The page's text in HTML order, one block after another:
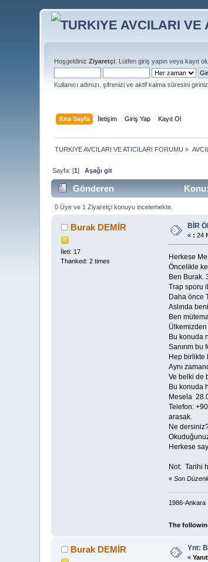
HoşgeldinizZiyaretçi . Lütfengiriş yapın veyakayıt
Kullanıcı adınızı, şifrenizi ve aktif kalma süresini giriniz
Ana Sayfa İletişim Giriş Yap Kayıt Ol
TURKIYE AVCILARI VE ATICILARI FORUMU »
Sayfa: [1]Aşağı git
Gönderen
0 Üye ve 1 Ziyaretçi konuyu incelemekte.
Burak DEMİR
İleti: 17
Thanked: 2 times
BİR
« : 24
Herkese
Öncelikle
Ben Burak.
Trap sporu
Daha önce
Aslında
Ben
Ülkemizden
Bu konuda
Sanırım
Hep birlikte
Aynı
Ve belki de
Bu konuda
Mesela
Telefon:
arasak.
Ne
Herkese
Not: Tarihi
« Son
1986-Ankara
The
Burak DEMİR Ynt:
«